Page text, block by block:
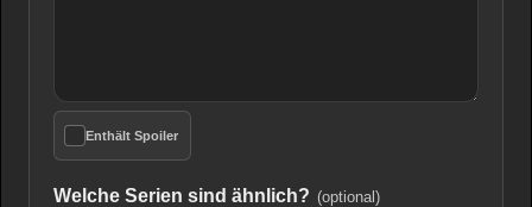
Enthält Spoiler
Welche Serien sind ähnlich? (optional)